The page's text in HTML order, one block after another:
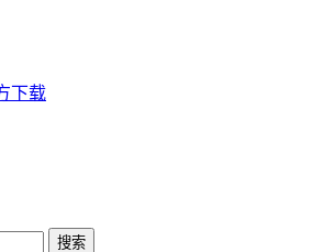
下载
搜索